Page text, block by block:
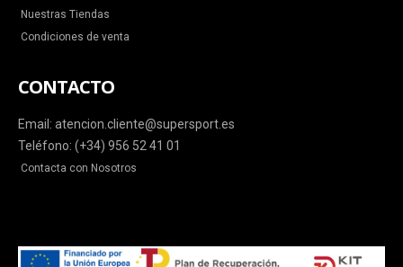
Nuestras Tiendas
Condiciones de venta
CONTACTO
Email: atencion.cliente@supersport.es
Teléfono: (+34) 956 52 41 01
Contacta con Nosotros